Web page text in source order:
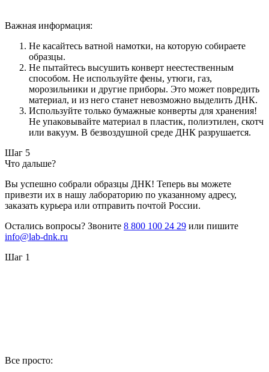
Важная информация:
Не касайтесь ватной намотки, на которую собираете
образцы.
Не пытайтесь высушить конверт неестественным
способом. Не используйте фены, утюги, газ,
морозильники и другие приборы. Это может повредить
материал, и из него станет невозможно выделить ДНК.
Используйте только бумажные конверты для хранения!
Не упаковывайте материал в пластик, полиэтилен, скотч
или вакуум. В безвоздушной среде ДНК разрушается.
Шаг 5
Что дальше?
Вы успешно собрали образцы ДНК! Теперь вы можете
привезти их в нашу лабораторию по указанному адресу,
заказать курьера или отправить почтой России.
Остались вопросы? Звоните 8 800 100 24 29 или пишите
info@lab-dnk.ru
Шаг 1
Все просто: